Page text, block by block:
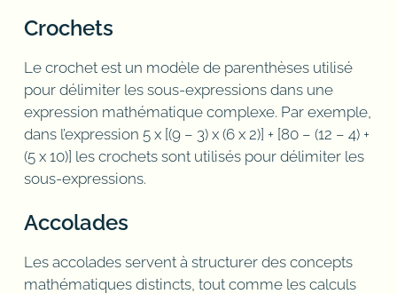
Crochets
Le crochet est un modèle de parenthèses utilisé
pour délimiter les sous-expressions dans une
expression mathématique complexe. Par exemple,
dans l’expression 5 x [(9 – 3) x (6 x 2)] + [80 – (12 – 4) +
(5 x 10)] les crochets sont utilisés pour délimiter les
sous-expressions.
Accolades
Les accolades servent à structurer des concepts
mathématiques distincts, tout comme les calculs